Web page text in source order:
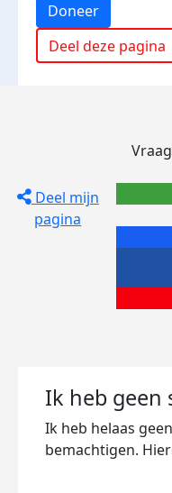
Doneer
Deel deze pagina
Deel mijn
pagina
Ik heb geen
Ik heb helaas
bemachtigen.